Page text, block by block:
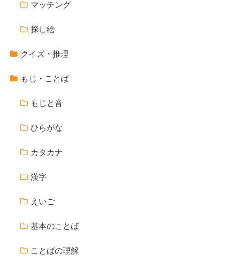
マッチング
探し絵
クイズ・推理
もじ・ことば
もじと音
ひらがな
カタカナ
漢字
えいご
基本のことば
ことばの理解